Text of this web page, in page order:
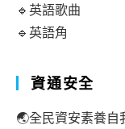
🔹英語歌曲
🔹英語角
資通安全
🌏全民資安素養自